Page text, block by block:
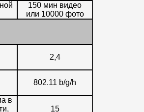
150 мин видео
или 10000 фото
2,4
802.11 b/g/h
в
15